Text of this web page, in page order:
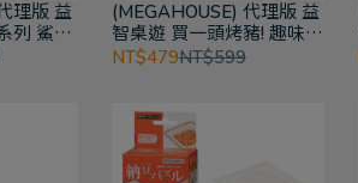
理版 益
列 鯊魚
(MEGAHOUSE) 代理版 益
智桌遊 買一頭烤豬! 趣味拼
圖
NT$479NT$599